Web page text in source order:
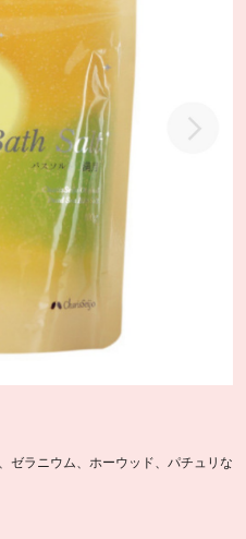
ゼラニウム、ホーウッド、パチュリな